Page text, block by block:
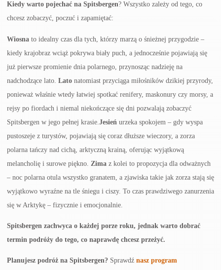
Kiedy warto pojechać na Spitsbergen? Wszystko zależy od tego, co
chcesz zobaczyć, poczuć i zapamiętać:
Wiosna to idealny czas dla tych, którzy marzą o śnieżnej przygodzie –
kiedy krajobraz wciąż pokrywa biały puch, a jednocześnie pojawiają się
już pierwsze promienie dnia polarnego, przynosząc nadzieję na
nadchodzące lato. Lato natomiast przyciąga miłośników dzikiej przyrody,
ponieważ właśnie wtedy łatwiej spotkać renifery, maskonury czy morsy, a
rejsy po fiordach i niemal niekończące się dni pozwalają zobaczyć
Spitsbergen w jego pełnej krasie. Jesień urzeka spokojem – gdy wyspa
pustoszeje z turystów, pojawiają się coraz dłuższe wieczory, a zorza
polarna tańczy nad cichą, arktyczną krainą, oferując wyjątkową
melancholię i surowe piękno. Zima z kolei to propozycja dla odważnych
– noc polarna otula wszystko granatem, a zjawiska takie jak zorza stają się
wyjątkowo wyraźne na tle śniegu i ciszy. To czas prawdziwego zanurzenia
się w Arktykę – fizycznie i emocjonalnie.
Spitsbergen zachwyca o każdej porze roku, jednak warto dobrać
termin podróży do tego, co naprawdę chcesz przeżyć.
Planujesz podróż na Spitsbergen? Sprawdź nasz program